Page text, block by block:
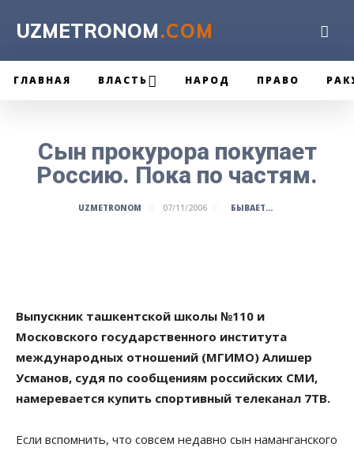
UZMETRONOM.COM
ГЛАВНАЯ ВЛАСТЬ НАРОД ПРАВО
Сын прокурора покупает
Россию. Пока по частям.
UZMETRONOM 07/11/2006 БЫВАЕТ...
Выпускник ташкентской школы №110 и
Московского государственного института
международных отношений (МГИМО) Алишер
Усманов, судя по сообщениям российских СМИ,
намеревается купить спортивный телеканал 7ТВ.
Если вспомнить, что совсем недавно сын наманганского